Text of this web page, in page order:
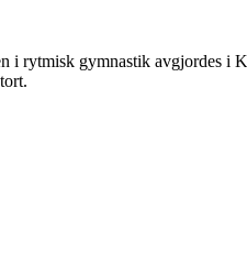
gymnastik avgjordes i